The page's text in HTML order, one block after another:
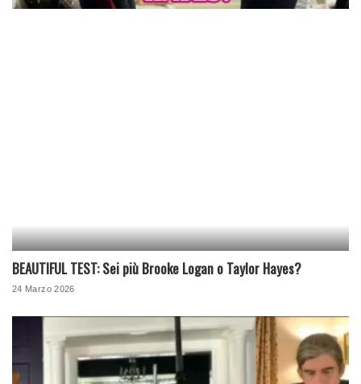
BEAUTIFUL TEST: Sei più Brooke Logan o Taylor Hayes?
24 Marzo 2026